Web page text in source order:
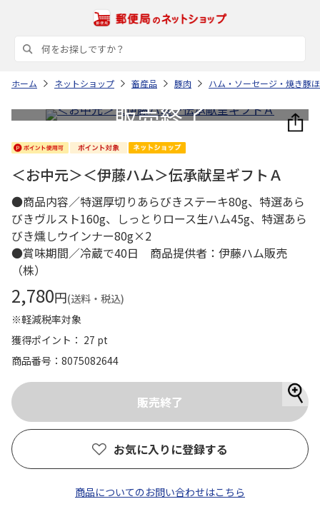
ホーム ネットショップ 畜産品 豚肉 ハム・ソーセージ・焼き豚
＜お中元＞＜伊藤ハム＞伝承献呈ギフトＡ
●商品内容／特選厚切りあらびきステーキ80g、特選あら
びきヴルスト160g、しっとりロース生ハム45g、特選あら
びき燻しウインナー80g×2
●賞味期間／冷蔵で40日 商品提供者：伊藤ハム販売
（株）
2,780円(送料・税込)
※軽減税率対象
獲得ポイント： 27 pt
商品番号
8075082644
お気に入りに登録する
商品についてのお問い合わせはこちら